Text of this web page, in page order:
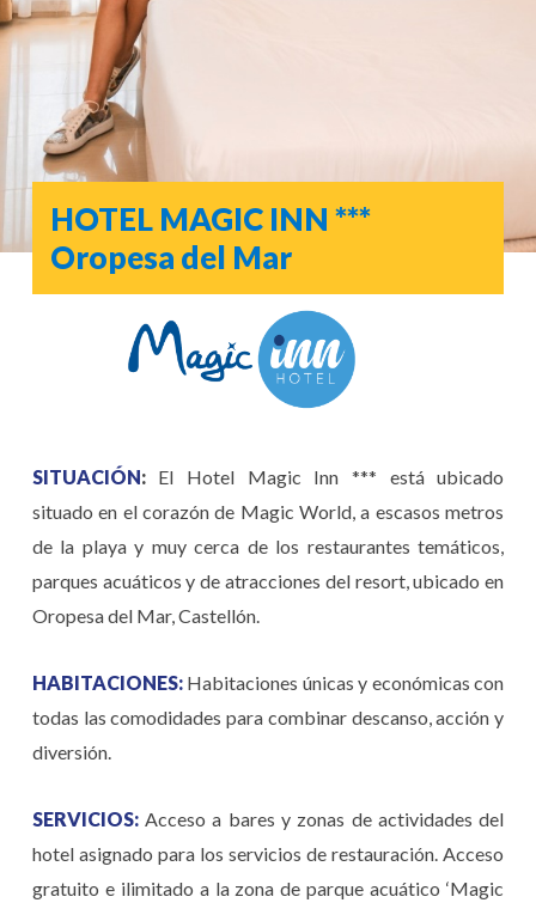
HOTEL MAGIC INN ***
Oropesa del Mar
SITUACIÓN: El Hotel Magic Inn *** está ubicado
situado en el corazón de Magic World, a escasos metros
de la playa y muy cerca de los restaurantes temáticos,
parques acuáticos y de atracciones del resort, ubicado en
Oropesa del Mar, Castellón.
HABITACIONES: Habitaciones únicas y económicas con
todas las comodidades para combinar descanso, acción y
diversión.
SERVICIOS:Acceso a bares y zonas de actividades del
hotel asignado para los servicios de restauración. Acceso
gratuito e ilimitado a la zona de parque acuático ‘Magic